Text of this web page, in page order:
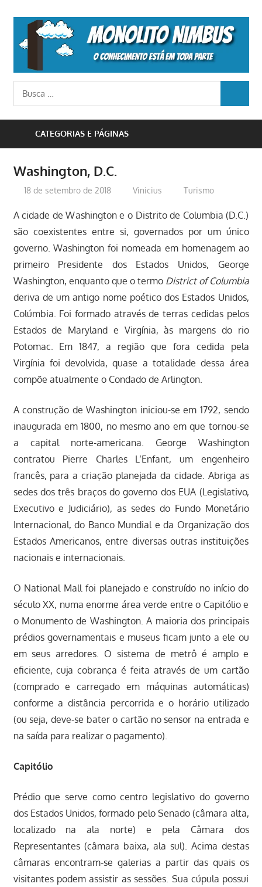
content
o
conhecimento
Busca
para:
CATEGORIAS E PÁGINAS
Washington, D.C.
18 de setembro de 2018 Vinicius Turismo
A cidade de Washington e o Distrito de Columbia (D.C.)
são coexistentes entre si, governados por um único
governo. Washington foi nomeada em homenagem ao
primeiro Presidente dos Estados Unidos, George
Washington, enquanto que o termo District of Columbia
deriva de um antigo nome poético dos Estados Unidos,
Colúmbia. Foi formado através de terras cedidas pelos
Estados de Maryland e Virgínia, às margens do rio
Potomac. Em 1847, a região que fora cedida pela
Virgínia foi devolvida, quase a totalidade dessa área
compõe atualmente o Condado de Arlington.
A construção de Washington iniciou-se em 1792, sendo
inaugurada em 1800, no mesmo ano em que tornou-se
a capital norte-americana. George Washington
contratou Pierre Charles L’Enfant, um engenheiro
francês, para a criação planejada da cidade. Abriga as
sedes dos três braços do governo dos EUA (Legislativo,
Executivo e Judiciário), as sedes do Fundo Monetário
Internacional, do Banco Mundial e da Organização dos
Estados Americanos, entre diversas outras instituições
nacionais e internacionais.
O National Mall foi planejado e construído no início do
século XX, numa enorme área verde entre o Capitólio e
o Monumento de Washington. A maioria dos principais
prédios governamentais e museus ficam junto a ele ou
em seus arredores. O sistema de metrô é amplo e
eficiente, cuja cobrança é feita através de um cartão
(comprado e carregado em máquinas automáticas)
conforme a distância percorrida e o horário utilizado
(ou seja, deve-se bater o cartão no sensor na entrada e
na saída para realizar o pagamento).
Capitólio
Prédio que serve como centro legislativo do governo
dos Estados Unidos, formado pelo Senado (câmara alta,
localizado na ala norte) e pela Câmara dos
Representantes (câmara baixa, ala sul). Acima destas
câmaras encontram-se galerias a partir das quais os
visitantes podem assistir as sessões. Sua cúpula possui